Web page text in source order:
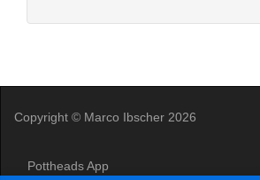
Copyright © Marco Ibscher 2026
Pottheads App